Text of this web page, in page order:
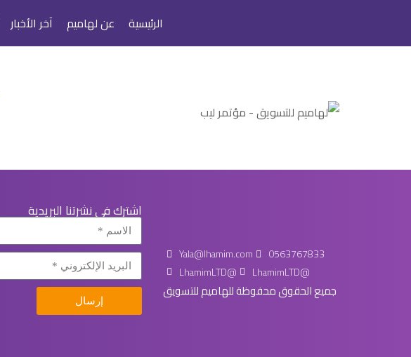
الرئيسية عن لهاميم آخر الأخبار
Yala@lhamim.com
0563767833
LhamimLTD@
LhamimLTD@
جميع الحقوق محفوظة للهاميم للتسويق
اشترك في نشرتنا البريدية
إرسال